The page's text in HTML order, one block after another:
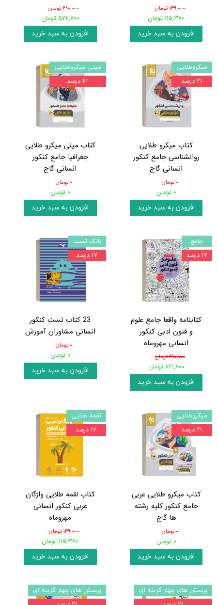
۱۳۹,۰۰۰ تومان
۱۱۵,۳۷۰ تومان
افزودن به سبد خرید
۶۹۰,۰۰۰ تومان
۵۷۲,۷۰۰ تومان
افزودن به سبد خرید
کتاب میکرو طلایی
روانشناسی جامع کنکور
انسانی گاج
۰ تومان
۰ تومان
افزودن به سبد خرید
میکروطلایی
۲۱ درصد
کتاب مینی میکرو طلایی
جغرافیا جامع کنکور
انسانی گاج
۰ تومان
۰ تومان
افزودن به سبد خرید
مینی میکروطلایی
۲۱ درصد
کتابنامه واقعا جامع علوم
و فنون ادبی کنکور
انسانی مهروماه
۹۹۰,۰۰۰ تومان
۸۲۱,۷۰۰ تومان
افزودن به سبد خرید
جامع
۱۷ درصد
23 کتاب تست کنکور
انسانی مشاوران آموزش
۰ تومان
۰ تومان
افزودن به سبد خرید
بانک تست
۱۷ درصد
کتاب میکرو طلایی عربی
جامع کنکور کلیه رشته
ها گاج
۰ تومان
۰ تومان
افزودن به سبد خرید
میکروطلایی
۲۱ درصد
کتاب لقمه طلایی واژگان
عربی کنکور انسانی
مهروماه
۱۳۹,۰۰۰ تومان
۱۱۵,۳۷۰ تومان
افزودن به سبد خرید
لقمه طلایی
۱۷ درصد
پرسش های چهار گزینه ای
پرسش های چهار گزینه ای